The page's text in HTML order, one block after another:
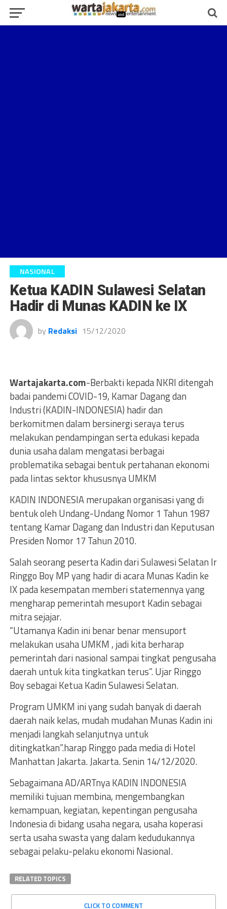
NASIONAL
Ketua KADIN Sulawesi Selatan
Hadir di Munas KADIN ke IX
by Redaksi 15/12/2020
Wartajakarta.com-Berbakti kepada NKRI ditengah
badai pandemi COVID-19, Kamar Dagang dan
Industri (KADIN-INDONESIA) hadir dan
berkomitmen dalam bersinergi seraya terus
melakukan pendampingan serta edukasi kepada
dunia usaha dalam mengatasi berbagai
problematika sebagai bentuk pertahanan ekonomi
pada lintas sektor khususnya UMKM
KADIN INDONESIA merupakan organisasi yang di
bentuk oleh Undang-Undang Nomor 1 Tahun 1987
tentang Kamar Dagang dan Industri dan Keputusan
Presiden Nomor 17 Tahun 2010.
Salah seorang peserta Kadin dari Sulawesi Selatan Ir
Ringgo Boy MP yang hadir di acara Munas Kadin ke
IX pada kesempatan memberi statemennya yang
mengharap pemerintah mesuport Kadin sebagai
mitra sejajar.
“Utamanya Kadin ini benar benar mensuport
melakukan usaha UMKM , jadi kita berharap
pemerintah dari nasional sampai tingkat pengusaha
daerah untuk kita tingkatkan terus”. Ujar Ringgo
Boy sebagai Ketua Kadin Sulawesi Selatan.
Program UMKM ini yang sudah banyak di daerah
daerah naik kelas, mudah mudahan Munas Kadin ini
menjadi langkah selanjutnya untuk
ditingkatkan”.harap Ringgo pada media di Hotel
Manhattan Jakarta. Jakarta. Senin 14/12/2020.
Sebagaimana AD/ARTnya KADIN INDONESIA
memiliki tujuan membina, mengembangkan
kemampuan, kegiatan, kepentingan pengusaha
Indonesia di bidang usaha negara, usaha koperasi
serta usaha swasta yang dalam kedudukannya
sebagai pelaku-pelaku ekonomi Nasional.
RELATED TOPICS
CLICK TO COMMENT